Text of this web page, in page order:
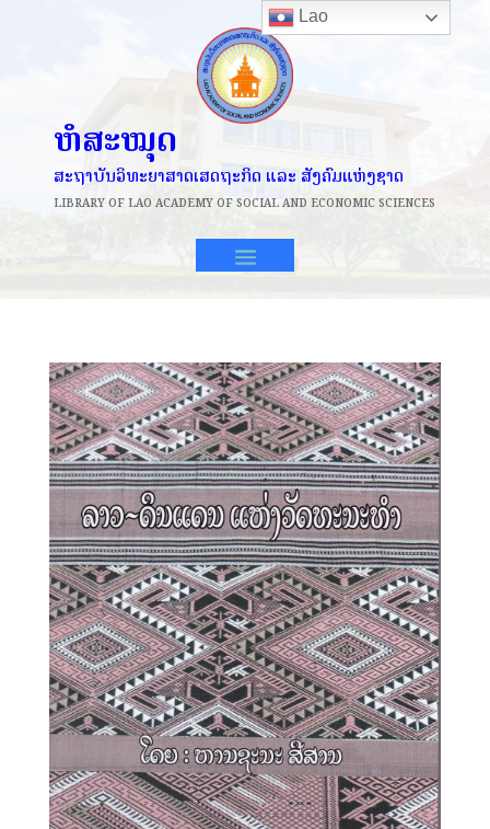
ຫໍສະໝຸດ
ສະຖາບັນວິທະຍາສາດເສດຖະກິດ ແລະ ສັງຄົມແຫ່ງຊາດ
LIBRARY OF LAO ACADEMY OF SOCIAL AND ECONOMIC SCIENCES
Lao